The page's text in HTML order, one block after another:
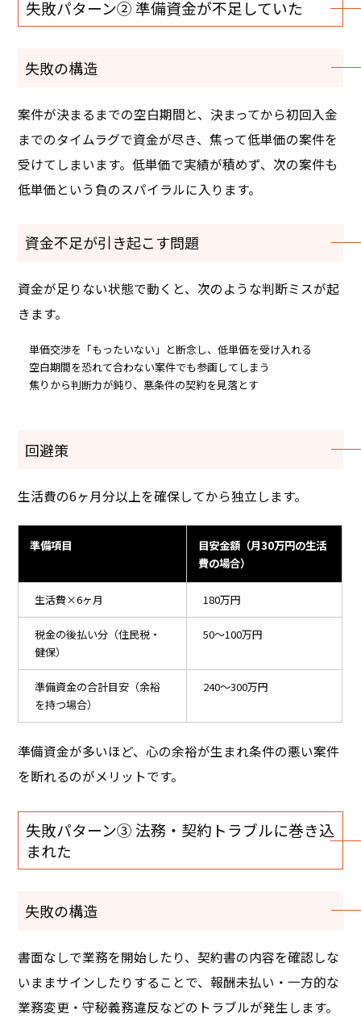
失敗パターン② 準備資金が不足していた
失敗の構造
案件が決まるまでの空白期間と、決まってから初回入金
までのタイムラグで資金が尽き、焦って低単価の案件を
受けてしまいます。低単価で実績が積めず、次の案件も
低単価という負のスパイラルに入ります。
資金不足が引き起こす問題
資金が足りない状態で動くと、次のような判断ミスが起
きます。
単価交渉を「もったいない」と断念し、低単価を受け入れる
空白期間を恐れて合わない案件でも参画してしまう
焦りから判断力が鈍り、悪条件の契約を見落とす
回避策
生活費の6ヶ月分以上を確保してから独立します。
準備項目
目安金額（月30万円の生活
費の場合）
生活費×6ヶ月 180万円
税金の後払い分（住民税・
健保）
50〜100万円
準備資金の合計目安（余裕
を持つ場合）
240〜300万円
準備資金が多いほど、心の余裕が生まれ条件の悪い案件
を断れるのがメリットです。
失敗パターン③ 法務・契約トラブルに巻き込
まれた
失敗の構造
書面なしで業務を開始したり、契約書の内容を確認しな
いままサインしたりすることで、報酬未払い・一方的な
業務変更・守秘義務違反などのトラブルが発生します。